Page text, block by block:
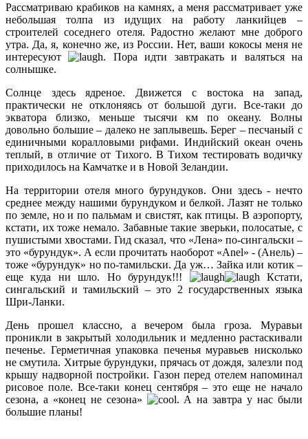
Рассматриваю крабиков на камнях, а меня рассматривает уже
небольшая толпа из идущих на работу ланкийцев –
строителей соседнего отеля. Радостно желают мне доброго
утра. Да, я, конечно же, из России. Нет, ваши кокосы меня не
интересуют
. Пора идти завтракать и валяться на
солнышке.
Солнце здесь ядреное. Движется с востока на запад,
практически не отклоняясь от большой дуги. Все-таки до
экватора близко, меньше тысячи км по океану. Волны
довольно большие – далеко не заплывешь. Берег – песчаный с
единичными коралловыми рифами. Индийский океан очень
теплый, в отличие от Тихого. В Тихом тестировать водичку
приходилось на Камчатке и в Новой Зеландии.
На территории отеля много бурундуков. Они здесь - нечто
среднее между нашими бурундуком и белкой. Лазят не только
по земле, но и по пальмам и свистят, как птицы. В аэропорту,
кстати, их тоже немало. Забавные такие зверьки, полосатые, с
пушистыми хвостами. Гид сказал, что «Лена» по-сингальски –
это «бурундук». А если прочитать наоборот «Anel» - (Анель) –
тоже «бурундук» но по-тамильски. Да уж… Зайка или котик –
еще куда ни шло. Но бурундук!!!
Кстати,
сингальский и тамильский – это 2 государственных языка
Шри-Ланки.
День прошел классно, а вечером была гроза. Муравьи
проникли в закрытый холодильник и медленно растаскивали
печенье. Герметичная упаковка печенья муравьев нисколько
не смутила. Хитрые бурундуки, прячась от дождя, залезли под
крышу надворной постройки. Газон перед отелем напоминал
рисовое поле. Все-таки конец сентября – это еще не начало
сезона, а «конец не сезона»
. А на завтра у нас были
большие планы!